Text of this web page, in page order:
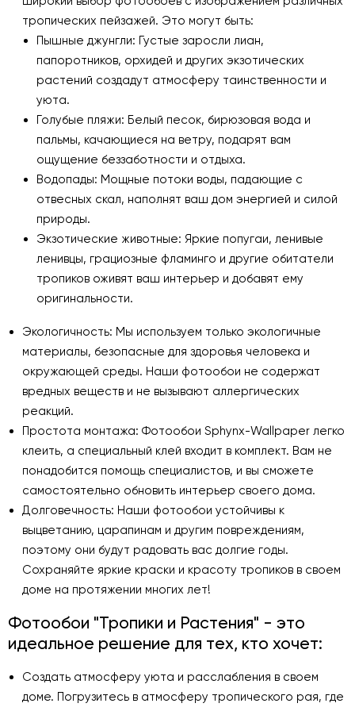
тропических пейзажей. Это могут быть:
Пышные джунгли: Густые заросли лиан,
папоротников, орхидей и других экзотических
растений создадут атмосферу таинственности и
уюта.
Голубые пляжи: Белый песок, бирюзовая вода и
пальмы, качающиеся на ветру, подарят вам
ощущение беззаботности и отдыха.
Водопады: Мощные потоки воды, падающие с
отвесных скал, наполнят ваш дом энергией и силой
природы.
Экзотические животные: Яркие попугаи, ленивые
ленивцы, грациозные фламинго и другие обитатели
тропиков оживят ваш интерьер и добавят ему
оригинальности.
Экологичность: Мы используем только экологичные
материалы, безопасные для здоровья человека и
окружающей среды. Наши фотообои не содержат
вредных веществ и не вызывают аллергических
реакций.
Простота монтажа: Фотообои Sphynx-Wallpaper легко
клеить, а специальный клей входит в комплект. Вам не
понадобится помощь специалистов, и вы сможете
самостоятельно обновить интерьер своего дома.
Долговечность: Наши фотообои устойчивы к
выцветанию, царапинам и другим повреждениям,
поэтому они будут радовать вас долгие годы.
Сохраняйте яркие краски и красоту тропиков в своем
доме на протяжении многих лет!
Фотообои "Тропики и Растения" - это
идеальное решение для тех, кто хочет:
Создать атмосферу уюта и расслабления в своем
доме. Погрузитесь в атмосферу тропического рая, где